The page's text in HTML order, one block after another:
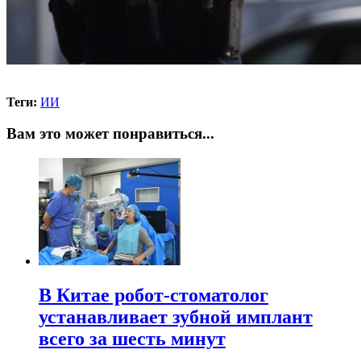
Теги: ИИ
Вам это может понравиться...
В Китае робот-стоматолог
устанавливает зубной имплант
всего за шесть минут